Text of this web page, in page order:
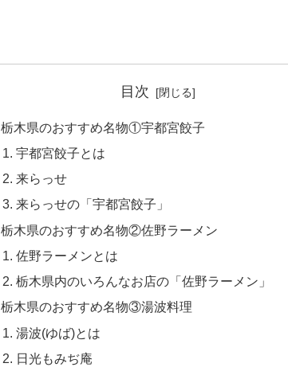
目次
栃木県のおすすめ名物①宇都宮餃子
宇都宮餃子とは
来らっせ
来らっせの「宇都宮餃子」
栃木県のおすすめ名物②佐野ラーメン
佐野ラーメンとは
栃木県内のいろんなお店の「佐野ラーメン」
栃木県のおすすめ名物③湯波料理
湯波(ゆば)とは
日光もみぢ庵